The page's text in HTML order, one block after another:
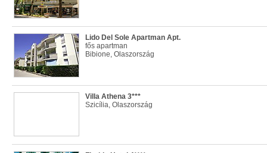
Lido Del Sole Apartman Apt.
fős apartman
Bibione, Olaszország
Villa Athena 3***
Szicília, Olaszország